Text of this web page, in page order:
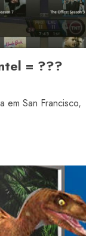
= ???
em San Francisco,